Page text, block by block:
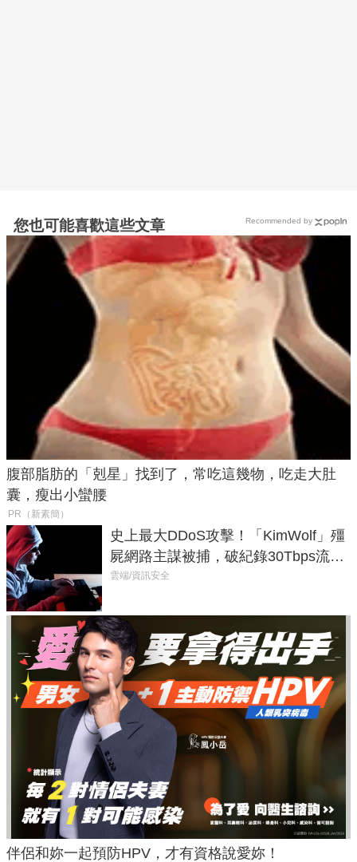
您也可能喜歡這些文章
腹部脂肪的「剋星」找到了，常吃這幾物，吃走大肚
囊，瘦出小蠻腰
PR（新素簡）
史上最大DDoS攻擊！「KimWolf」殭
屍網路主謀被捕，破紀錄30Tbps流量
癱瘓全球！
雲端/資訊安全
伴侶和妳一起預防HPV，才有資格說愛妳！
Recommended by